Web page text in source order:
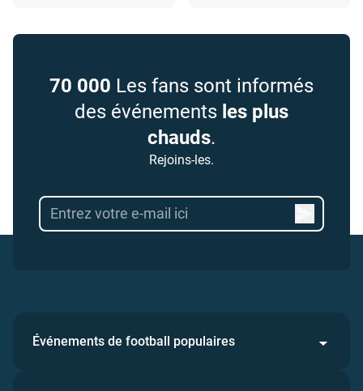
70 000 Les fans sont informés
des événements les plus
chauds.
Rejoins-les.
Événements de football populaires